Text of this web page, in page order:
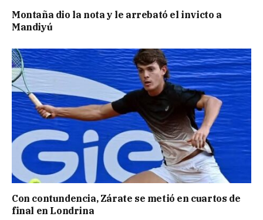
Montaña dio la nota y le arrebató el invicto a
Mandiyú
Con contundencia, Zárate se metió en cuartos de
final en Londrina